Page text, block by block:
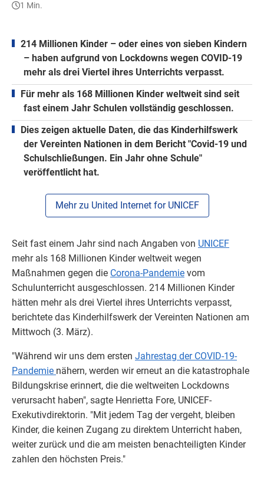
1 Min.
214 Millionen Kinder – oder eines von sieben Kindern
– haben aufgrund von Lockdowns wegen COVID-19
mehr als drei Viertel ihres Unterrichts verpasst.
Für mehr als 168 Millionen Kinder weltweit sind seit
fast einem Jahr Schulen vollständig geschlossen.
Dies zeigen aktuelle Daten, die das Kinderhilfswerk
der Vereinten Nationen in dem Bericht "Covid-19 und
Schulschließungen. Ein Jahr ohne Schule"
veröffentlicht hat.
Mehr zu United Internet for UNICEF
Seit fast einem Jahr sind nach Angaben von UNICEF
mehr als 168 Millionen Kinder weltweit wegen
Maßnahmen gegen die Corona-Pandemie vom
Schulunterricht ausgeschlossen. 214 Millionen Kinder
hätten mehr als drei Viertel ihres Unterrichts verpasst,
berichtete das Kinderhilfswerk der Vereinten Nationen am
Mittwoch (3. März).
"Während wir uns dem ersten Jahrestag der COVID-19-
Pandemie nähern, werden wir erneut an die katastrophale
Bildungskrise erinnert, die die weltweiten Lockdowns
verursacht haben", sagte Henrietta Fore, UNICEF-
Exekutivdirektorin. "Mit jedem Tag der vergeht, bleiben
Kinder, die keinen Zugang zu direktem Unterricht haben,
weiter zurück und die am meisten benachteiligten Kinder
zahlen den höchsten Preis."